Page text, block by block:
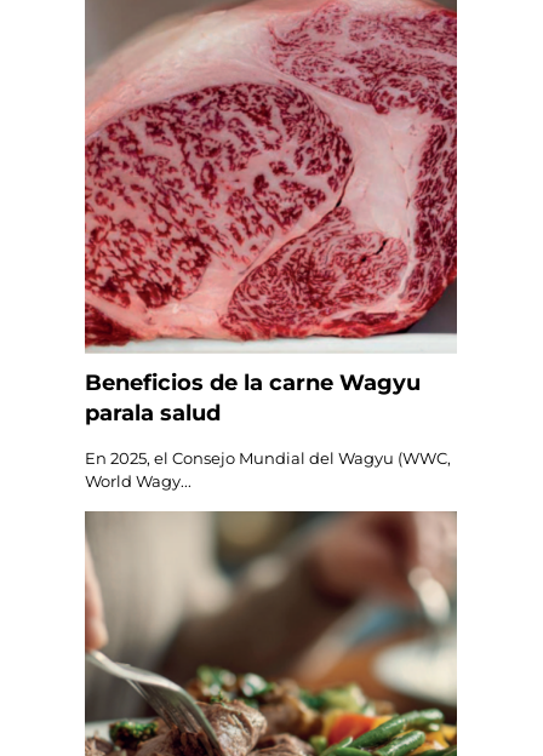
Beneficios de la carne Wagyu
parala salud
En 2025, el Consejo Mundial del Wagyu (WWC,
World Wagy...